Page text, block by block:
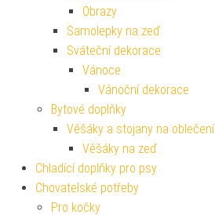
Obrazy
Samolepky na zeď
Sváteční dekorace
Vánoce
Vánoční dekorace
Bytové doplňky
Věšáky a stojany na oblečení
Věšáky na zeď
Chladící doplňky pro psy
Chovatelské potřeby
Pro kočky